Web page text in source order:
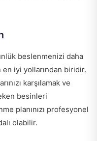
beslenmenizi daha
iyi yollarından biridir.
karşılamak ve
besinleri
planınızı profesyonel
olabilir.